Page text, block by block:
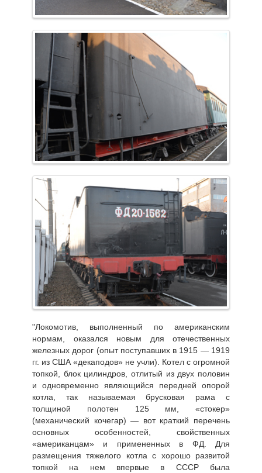
"Локомотив, выполненный по американским
нормам, оказался новым для отечественных
железных дорог (опыт поступавших в 1915 — 1919
гг. из США «декаподов» не учли). Котел с огромной
топкой, блок цилиндров, отлитый из двух половин
и одновременно являющийся передней опорой
котла, так называемая брусковая рама с
толщиной полотен 125 мм, «стокер»
(механический кочегар) — вот краткий перечень
основных особенностей, свойственных
«американцам» и примененных в ФД. Для
размещения тяжелого котла с хорошо развитой
топкой на нем впервые в СССР была